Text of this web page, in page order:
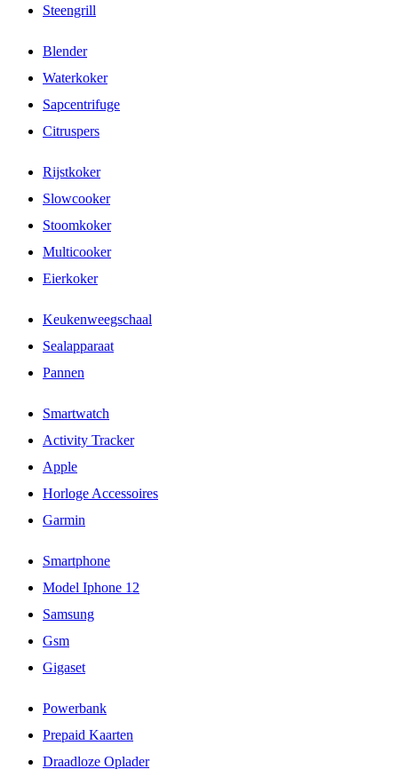
Steengrill
Blender
Waterkoker
Sapcentrifuge
Citruspers
Rijstkoker
Slowcooker
Stoomkoker
Multicooker
Eierkoker
Keukenweegschaal
Sealapparaat
Pannen
Smartwatch
Activity Tracker
Apple
Horloge Accessoires
Garmin
Smartphone
Model Iphone 12
Samsung
Gsm
Gigaset
Powerbank
Prepaid Kaarten
Draadloze Oplader